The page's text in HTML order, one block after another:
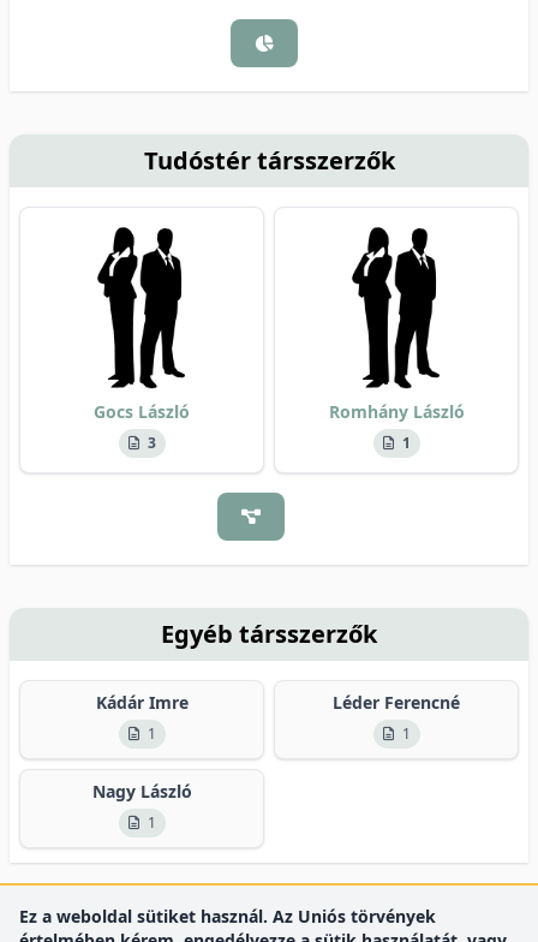
Tudóstér társszerzők
Gocs László
3
Romhány László
1
Egyéb társszerzők
Kádár Imre
1
Léder Ferencné
1
Nagy László
1
Ez a weboldal sütiket használ. Az Uniós törvények